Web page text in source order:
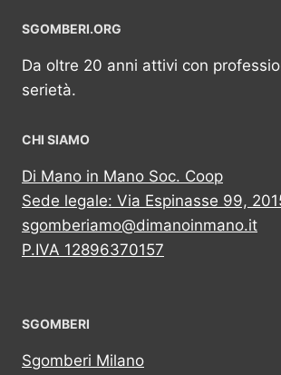
SGOMBERI.ORG
Da oltre 20 anni attivi con
serietà.
CHI SIAMO
Di Mano in Mano Soc. Coop
Sede legale: Via Espinasse 99,
sgomberiamo@dimanoinmano.it
P.IVA 12896370157
SGOMBERI
Sgomberi Milano